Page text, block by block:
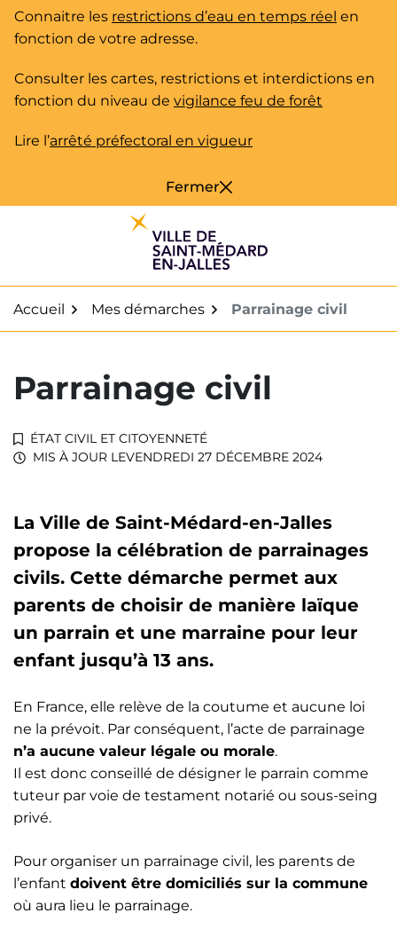
Aller
au
Fermer
Connaitre les restrictions d’eau en temps réel en
fonction de votre adresse.
Consulter les cartes, restrictions et interdictions en
fonction du niveau de vigilance feu de forêt
Lire l’arrêté préfectoral en vigueur
Accueil Mes démarches Parrainage civil
Parrainage civil
ÉTAT CIVIL ET CITOYENNETÉ
MIS À JOUR LEVENDREDI 27 DÉCEMBRE 2024
La Ville de Saint-Médard-en-Jalles
propose la célébration de parrainages
civils. Cette démarche permet aux
parents de choisir de manière laïque
un parrain et une marraine pour leur
enfant jusqu’à 13 ans.
En France, elle relève de la coutume et aucune loi
ne la prévoit. Par conséquent, l’acte de parrainage
n’a aucune valeur légale ou morale.
Il est donc conseillé de désigner le parrain comme
tuteur par voie de testament notarié ou sous-seing
privé.
Pour organiser un parrainage civil, les parents de
l’enfant doivent être domiciliés sur la commune
où aura lieu le parrainage.